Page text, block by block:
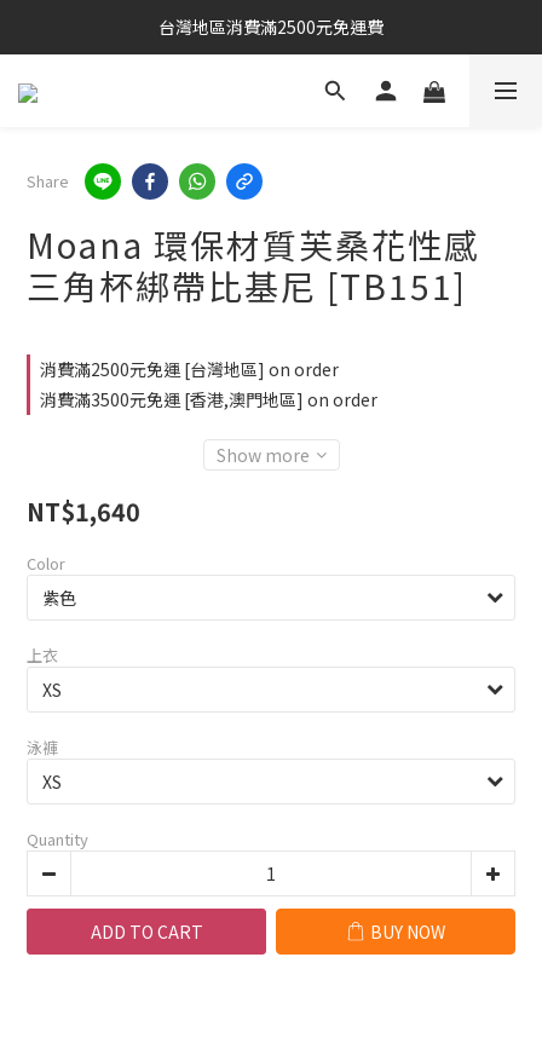
台灣地區消費滿2500元免運費
Share
Moana 環保材質芙桑花性感
三角杯綁帶比基尼 [TB151]
消費滿2500元免運 [台灣地區] on order
消費滿3500元免運 [香港,澳門地區] on order
Show more
NT$1,640
Color
上衣
泳褲
Quantity
ADD TO CART BUY NOW